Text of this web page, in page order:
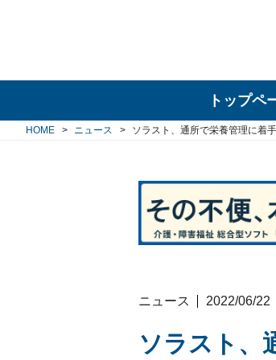
トップペ
HOME ニュース ソラスト、通所で栄養管理に着手
ニュース 2022/06/22
ソラスト、